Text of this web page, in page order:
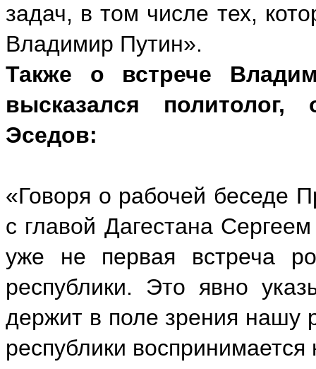
задач, в том числе тех,
Владимир Путин».
Также о встрече
высказался
Эседов:
«Говоря о рабочей беседе
с главой Дагестана
уже не первая встреча
республики. Это явно
держит в поле зрения нашу
республики